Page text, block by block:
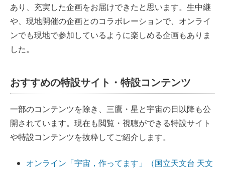
あり、充実した企画をお届けできたと思います。生中継
や、現地開催の企画とのコラボレーションで、オンライ
ンでも現地で参加しているように楽しめる企画もありま
した。
おすすめの特設サイト・特設コンテンツ
一部のコンテンツを除き、三鷹・星と宇宙の日以降も公
開されています。現在も閲覧・視聴ができる特設サイト
や特設コンテンツを抜粋してご紹介します。
オンライン「宇宙，作ってます」（国立天文台 天文